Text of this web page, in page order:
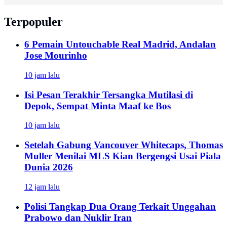
Terpopuler
6 Pemain Untouchable Real Madrid, Andalan
Jose Mourinho
10 jam lalu
Isi Pesan Terakhir Tersangka Mutilasi di
Depok, Sempat Minta Maaf ke Bos
10 jam lalu
Setelah Gabung Vancouver Whitecaps, Thomas
Muller Menilai MLS Kian Bergengsi Usai Piala
Dunia 2026
12 jam lalu
Polisi Tangkap Dua Orang Terkait Unggahan
Prabowo dan Nuklir Iran